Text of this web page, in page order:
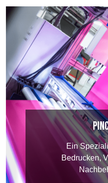
Erweiterte Suche
Einloggen
Anmelden
BELGIUM,
DENMARK,
ICELAND,
NORWAY &
SWEDEN
Ein
Bedrucken,